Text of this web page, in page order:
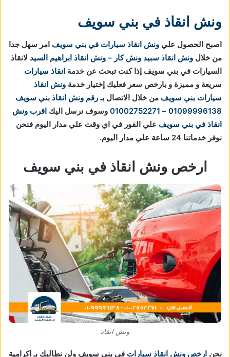
ونش انقاذ في بني سويف
اصبح الحصول علي ونش انقاذ سيارات في بني سويف امر سهل جدا
من خلال ونش انقاذ سبيد ونش كار – ونش انقاذ ابراهيم السيد لانقاذ
السيارات في بني سويف إذا كنت تبحث عن خدمة انقاذ سيارات
سريعة و مميزة و بارخص سعر فعليك إختيار خدمة ونش انقاذ
سيارات بني سويف من خلال الاتصال بـرقم ونش انقاذ بني سويف
01099996138
–
01002752271 وسوف نرسل اليك اقرب ونش
انقاذ في بني سويف علي الفور في اي وقت علي مدار اليوم فنحن
نوفر خدماتنا 24 ساعة علي مدار اليوم.
ارخص ونش انقاذ في بني سويف
ونش انقاذ
نحن ارخص ونش انقاذ سيارات في بني سويف ولن نطالبك بـ اكرامية